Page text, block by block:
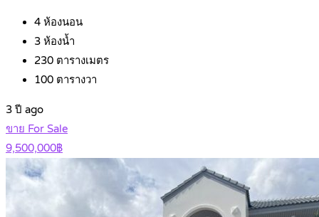
4 ห้องนอน
3 ห้องน้ำ
230 ตารางเมตร
100 ตารางวา
3 ปี ago
ขาย For Sale
9,500,000฿